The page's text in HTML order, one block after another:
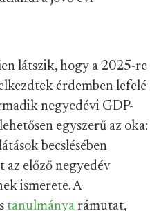
látszik, hogy a 2025-re
érdemben lefelé
negyedévi GDP-
egyszerű az oka:
becslésében
az előző negyedév
ismerete. A
tanulmánya rámutat,